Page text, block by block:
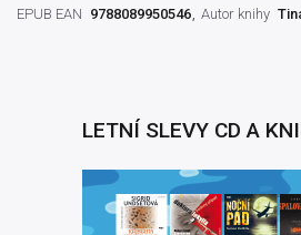
EPUB EAN 9788089950546 Autor knihy
LETNÍ SLEVY CD A